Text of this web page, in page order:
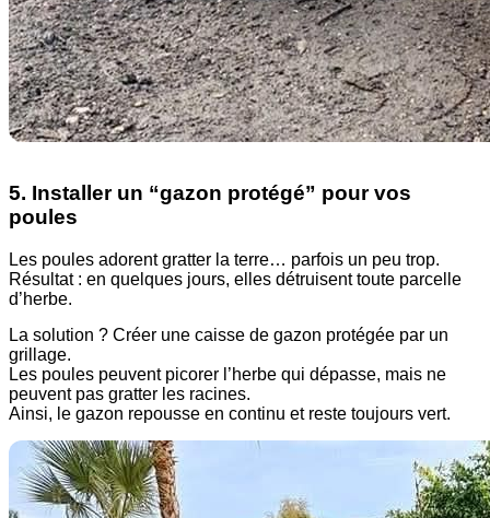
5. Installer un “gazon protégé” pour vos
poules
Les poules adorent gratter la terre… parfois un peu trop.
Résultat : en quelques jours, elles détruisent toute parcelle
d’herbe.
La solution ? Créer une caisse de gazon protégée par un
grillage.
Les poules peuvent picorer l’herbe qui dépasse, mais ne
peuvent pas gratter les racines.
Ainsi, le gazon repousse en continu et reste toujours vert.